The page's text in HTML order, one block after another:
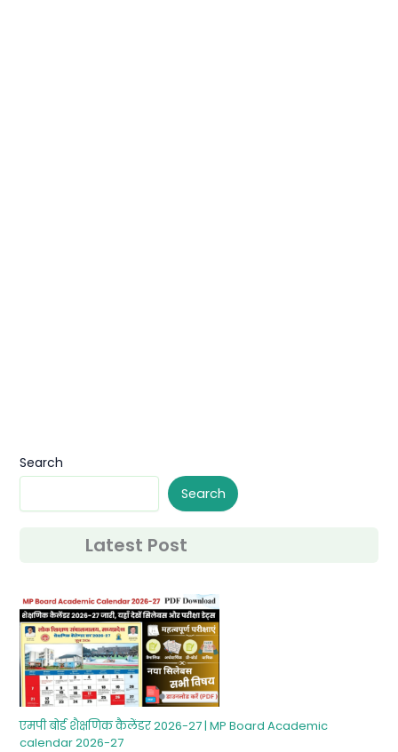
Search
Search
Latest Post
एमपी बोर्ड शैक्षणिक कैलेंडर 2026-27 | MP Board Academic
calendar 2026-27